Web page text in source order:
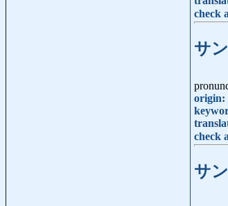
check
サ
origin:
check
サ